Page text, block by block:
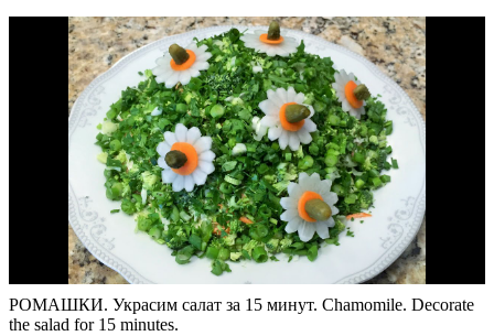
РОМАШКИ. Украсим салат за 15 минут. Chamomile. Decorate
the salad for 15 minutes.